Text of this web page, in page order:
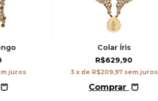
juros
Colar Íris
R$629,90
3 x de R$209,97 sem juros
Comprar